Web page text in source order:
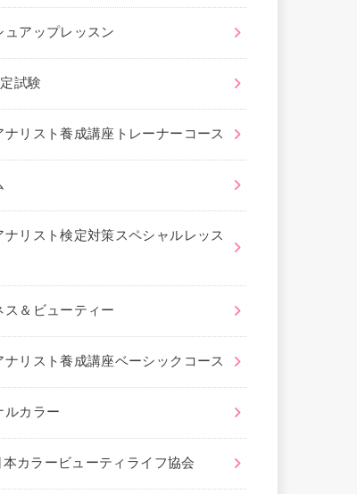
ュアップレッスン
試験
ナリスト養成講座トレーナーコース
ナリスト検定対策スペシャルレッス
ス＆ビューティー
ナリスト養成講座ベーシックコース
ルカラー
カラービューティライフ協会